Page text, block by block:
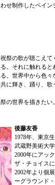
わせ制作したペイ
祭の歌が聴こえて
。それに触れる
。世界中から色々
に輝き、踊り、歌
の世界を描きたい。
後藤友香
1978年、東京生
武蔵野美術大
2000年にアッ
ザ・チョイスに
2002年より個
ーグラウンド